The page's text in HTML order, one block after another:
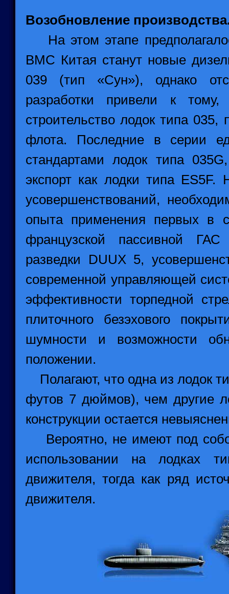
Возобновление
На этом этапе
ВМС Китая станут новые
039 (тип «Сун»), однако
разработки привели к
строительство лодок типа
флота. Последние в серии
стандартами лодок типа
экспорт как лодки типа
усовершенствований,
опыта применения первых в
французской пассивной
разведки DUUX 5,
современной управляющей
эффективности торпедной
плиточного безэхового
шумности и возможности
положении.
Полагают, что одна из лодок
футов 7 дюймов), чем другие
конструкции остается
Вероятно, не имеют под
использовании на лодках
движителя, тогда как ряд
движителя.